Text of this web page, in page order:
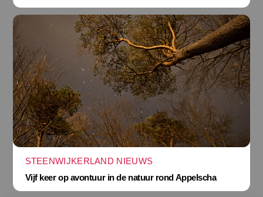
STEENWIJKERLAND NIEUWS
Vijf keer op avontuur in de natuur rond Appelscha